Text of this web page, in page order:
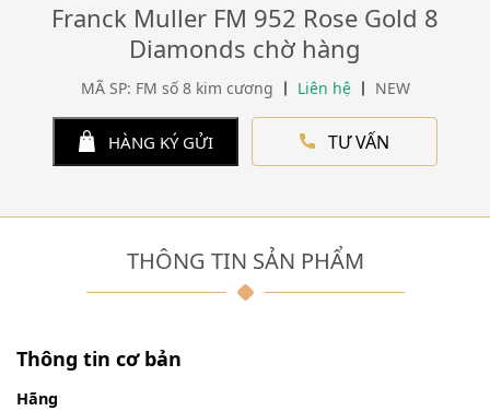
Franck Muller FM 952 Rose Gold 8
Diamonds chờ hàng
MÃ SP: FM số 8 kim cương Liên hệ NEW
HÀNG KÝ GỬI TƯ VẤN
THÔNG TIN SẢN PHẨM
Thông tin cơ bản
Hãng